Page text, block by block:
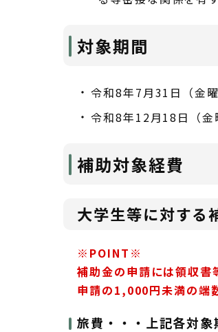
対象期間
令和8年7月31日（金
令和8年12月18日（金
補助対象経費
大学生等に対する
※POINT※
補助金の申請には領収書
申請の1,000円未満の端
旅費・・・上記各対